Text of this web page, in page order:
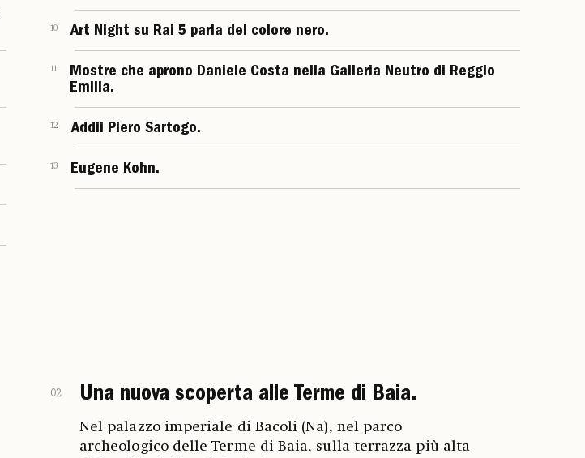
10 Art Night su Rai 5 parla del colore nero.
11
Mostre che aprono Daniele Costa nella Galleria Neutro di Reggio
Emilia.
12 Addii Piero Sartogo.
13 Eugene Kohn.
02 Una nuova scoperta alle Terme di Baia.
Nel palazzo imperiale di Bacoli (Na), nel parco
archeologico delle Terme di Baia, sulla terrazza più alta